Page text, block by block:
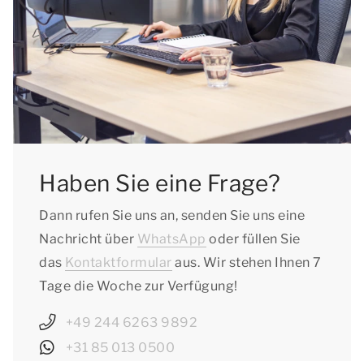
Haben Sie eine Frage?
Dann rufen Sie uns an, senden Sie uns eine
Nachricht über WhatsApp oder füllen Sie
das Kontaktformular aus. Wir stehen Ihnen 7
Tage die Woche zur Verfügung!
+49 244 6263 9892
+31 85 013 0500